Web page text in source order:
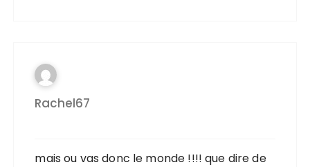
Rachel67
mais ou vas donc le monde !!!! que dire de